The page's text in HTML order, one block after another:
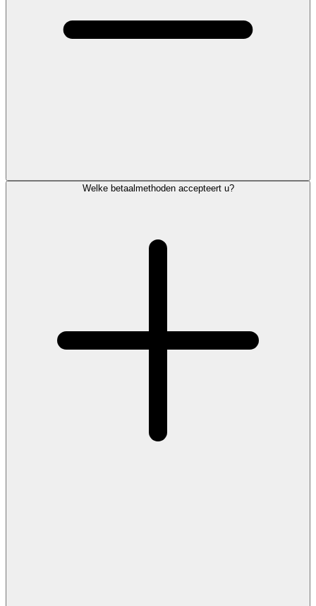
Welke betaalmethoden accepteert u?